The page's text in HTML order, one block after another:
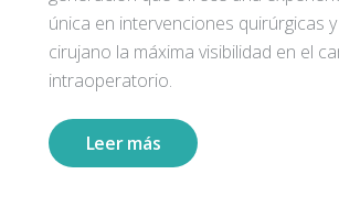
única en intervenciones quirúrgicas
cirujano la máxima visibilidad en el
intraoperatorio.
Leer más